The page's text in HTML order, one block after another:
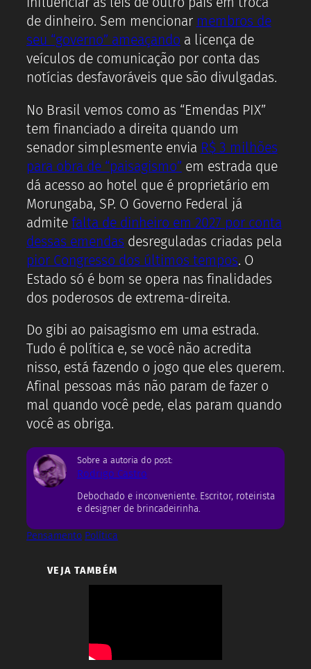
de dinheiro. Sem mencionar membros de
seu “governo” ameaçando a licença de
veículos de comunicação por conta das
notícias desfavoráveis que são divulgadas.
No Brasil vemos como as “Emendas PIX”
tem financiado a direita quando um
senador simplesmente envia R$ 3 milhões
para obra de “paisagismo” em estrada que
dá acesso ao hotel que é proprietário em
Morungaba, SP. O Governo Federal já
admite falta de dinheiro em 2027 por conta
dessas emendas desreguladas criadas pela
pior Congresso dos últimos tempos. O
Estado só é bom se opera nas finalidades
dos poderosos de extrema-direita.
Do gibi ao paisagismo em uma estrada.
Tudo é política e, se você não acredita
nisso, está fazendo o jogo que eles querem.
Afinal pessoas más não param de fazer o
mal quando você pede, elas param quando
você as obriga.
Sobre a autoria do post:
Rodrigo Castro
Debochado e inconveniente. Escritor, roteirista
e designer de brincadeirinha.
Pensamento Política
VEJA TAMBÉM